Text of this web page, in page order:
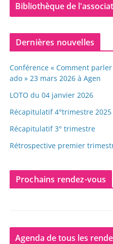
Bibliothèque de
Dernières nouvelles
Conférence « Comment parler
ado » 23 mars 2026 à Agen
LOTO du 04 janvier 2026
Récapitulatif 4°trimestre 2025
Récapitulatif 3° trimestre
Rétrospective premier
Prochains rendez-vous
Agenda de tous les